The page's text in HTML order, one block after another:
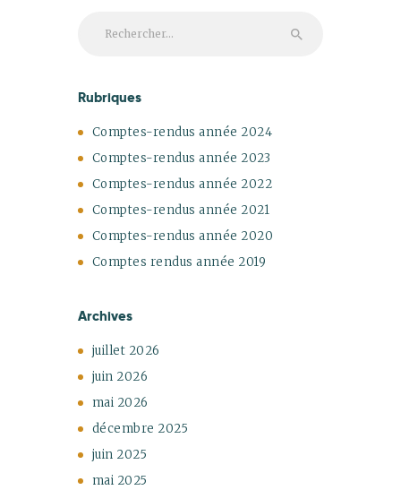
Rubriques
Comptes-rendus année 2024
Comptes-rendus année 2023
Comptes-rendus année 2022
Comptes-rendus année 2021
Comptes-rendus année 2020
Comptes rendus année 2019
Archives
juillet 2026
juin 2026
mai 2026
décembre 2025
juin 2025
mai 2025